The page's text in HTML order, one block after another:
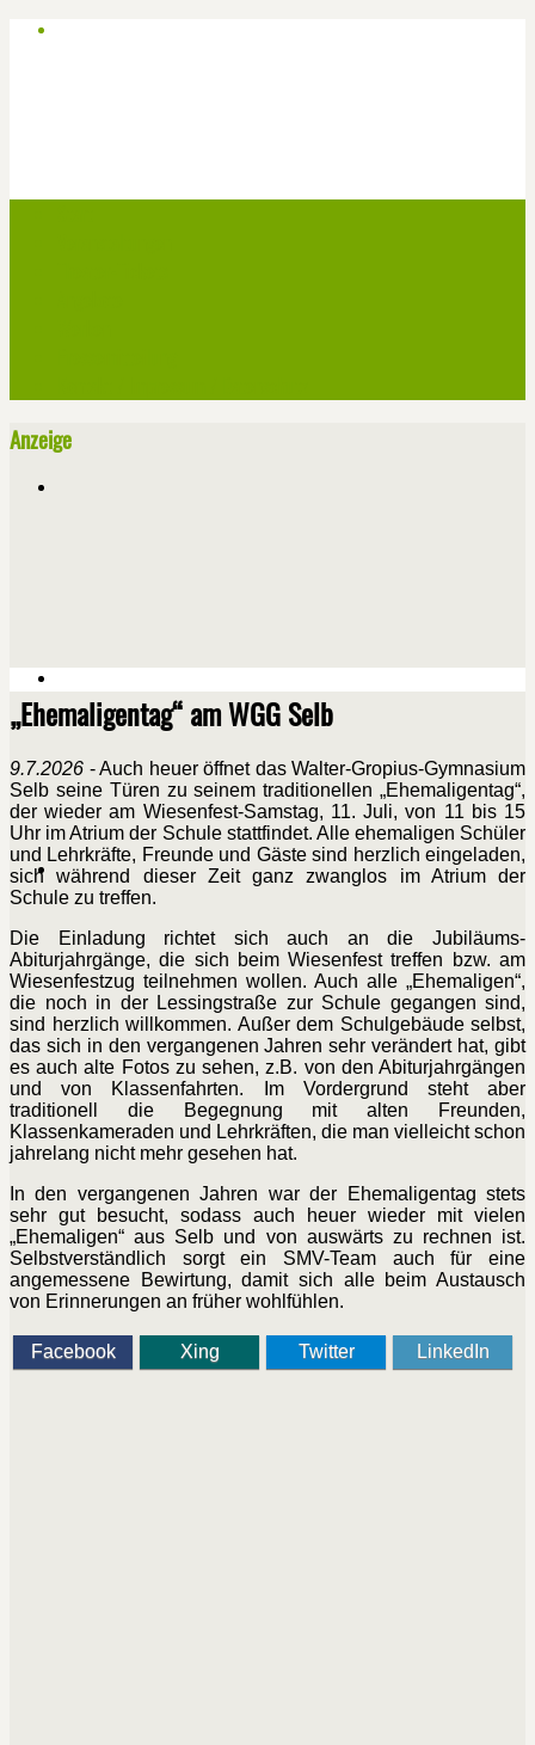
Anzeige
„Ehemaligentag“ am WGG Selb
9.7.2026 - Auch heuer öffnet das Walter-Gropius-Gymnasium
Selb seine Türen zu seinem traditionellen „Ehemaligentag“,
der wieder am Wiesenfest-Samstag, 11. Juli, von 11 bis 15
Uhr im Atrium der Schule stattfindet. Alle ehemaligen Schüler
und Lehrkräfte, Freunde und Gäste sind herzlich eingeladen,
sich während dieser Zeit ganz zwanglos im Atrium der
Schule zu treffen.
Die Einladung richtet sich auch an die Jubiläums-
Abiturjahrgänge, die sich beim Wiesenfest treffen bzw. am
Wiesenfestzug teilnehmen wollen. Auch alle „Ehemaligen“,
die noch in der Lessingstraße zur Schule gegangen sind,
sind herzlich willkommen. Außer dem Schulgebäude selbst,
das sich in den vergangenen Jahren sehr verändert hat, gibt
es auch alte Fotos zu sehen, z.B. von den Abiturjahrgängen
und von Klassenfahrten. Im Vordergrund steht aber
traditionell die Begegnung mit alten Freunden,
Klassenkameraden und Lehrkräften, die man vielleicht schon
jahrelang nicht mehr gesehen hat.
In den vergangenen Jahren war der Ehemaligentag stets
sehr gut besucht, sodass auch heuer wieder mit vielen
„Ehemaligen“ aus Selb und von auswärts zu rechnen ist.
Selbstverständlich sorgt ein SMV-Team auch für eine
angemessene Bewirtung, damit sich alle beim Austausch
von Erinnerungen an früher wohlfühlen.
Facebook Xing Twitter LinkedIn